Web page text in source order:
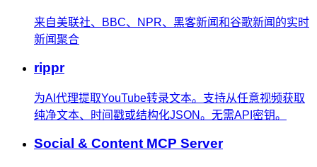
来自美联社、BBC、NPR、黑客新闻和谷歌新闻的实时
新闻聚合
rippr
为AI代理提取YouTube转录文本。支持从任意视频获取
纯净文本、时间戳或结构化JSON。无需API密钥。
Social & Content MCP Server